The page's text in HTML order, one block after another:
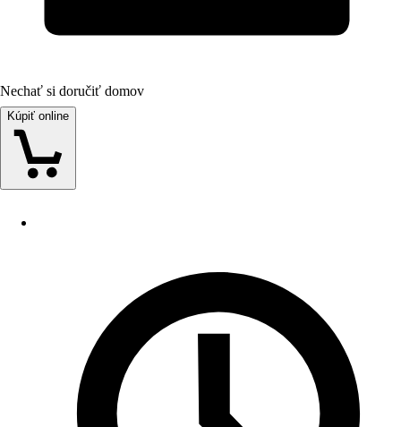
Nechať si doručiť domov
Kúpiť online